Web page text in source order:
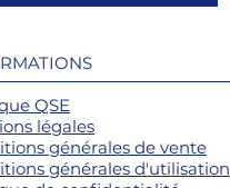
QSE
légales
générales de vente
générales d'utilisation